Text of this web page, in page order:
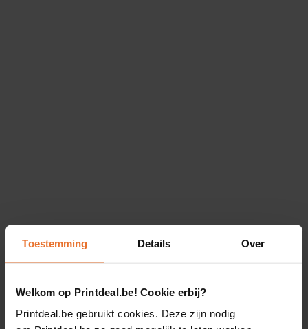
Toestemming Details Over
Welkom op Printdeal.be! Cookie erbij?
Printdeal.be gebruikt cookies. Deze zijn nodig